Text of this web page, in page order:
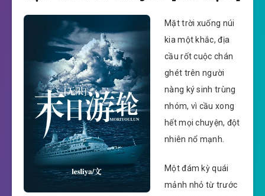
Mặt trời xuống núi
kia một khắc, địa
cầu rốt cuộc chán
ghét trên người
nàng ký sinh trùng
nhóm, vì cầu xong
hết mọi chuyện, đột
nhiên nổ mạnh.
Một đám kỳ quái
mảnh nhỏ từ trước